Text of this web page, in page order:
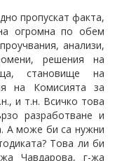
пропускат факта,
огромна по обем
анализи,
решения на
становище на
на Комисията за
и т.н. Всичко това
разработване и
А може би са нужни
Това ли би
Чавдарова, г-жа